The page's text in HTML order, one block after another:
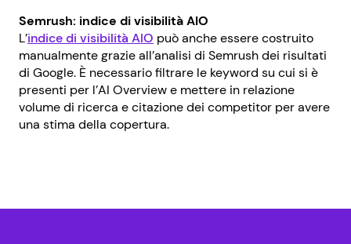
Semrush: indice di visibilità AIO
L’indice di visibilità AIO può anche essere costruito
manualmente grazie all’analisi di Semrush dei risultati
di Google. È necessario filtrare le keyword su cui si è
presenti per l’AI Overview e mettere in relazione
volume di ricerca e citazione dei competitor per avere
una stima della copertura.